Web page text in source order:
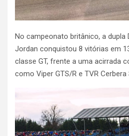
No campeonato britânico, a dupla
Jordan conquistou 8 vitórias em
classe GT, frente a uma acirrada
como Viper GTS/R e TVR Cerbera